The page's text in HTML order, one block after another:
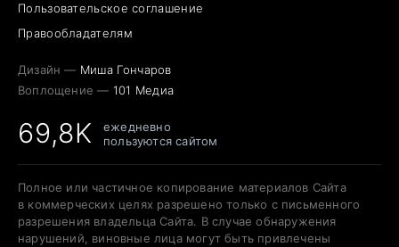
Пользовательское соглашение
Правообладателям
Дизайн — Миша Гончаров
Воплощение — 101 Медиа
69,8K
ежедневно
пользуются сайтом
Полное или частичное копирование материалов Сайта
в коммерческих целях разрешено только с письменного
разрешения владельца Сайта. В случае обнаружения
нарушений, виновные лица могут быть привлечены